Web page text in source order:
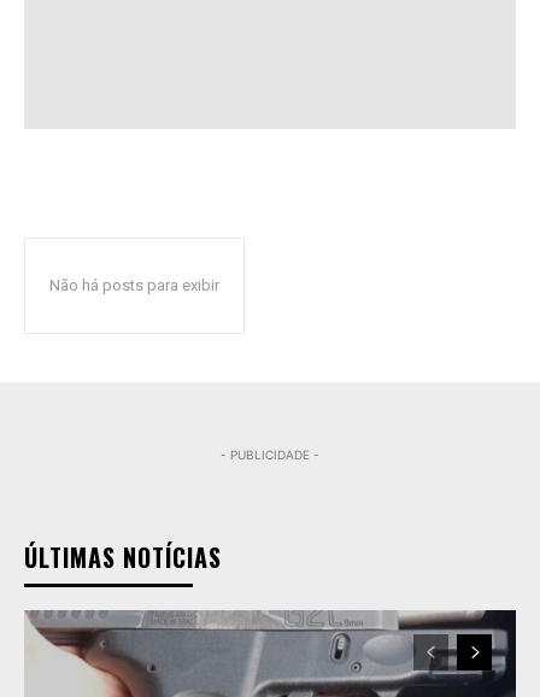
Não há posts para exibir
- PUBLICIDADE -
ÚLTIMAS NOTÍCIAS